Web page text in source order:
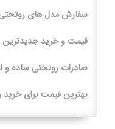
سفارش مدل های روتختی
قیمت و خرید
صادرات روتختی ساده و
بهترین قیمت برای خرید